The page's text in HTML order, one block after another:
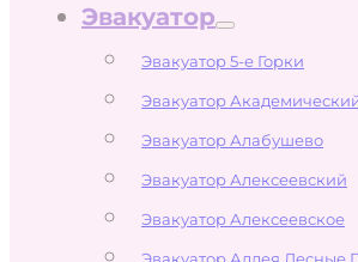
Эвакуатор
Эвакуатор 5-е Горки
Эвакуатор
Эвакуатор Алабушево
Эвакуатор Алексеевский
Эвакуатор Алексеевское